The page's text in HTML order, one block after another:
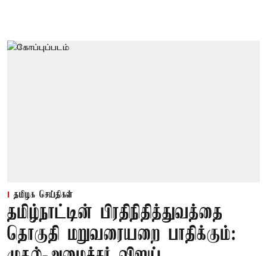
தமிழக செய்திகள்
தமிழ்நாட்டின் பிரதிநிதித்துவத்தை
தொகுதி மறுவரையறை பாதிக்கும்: